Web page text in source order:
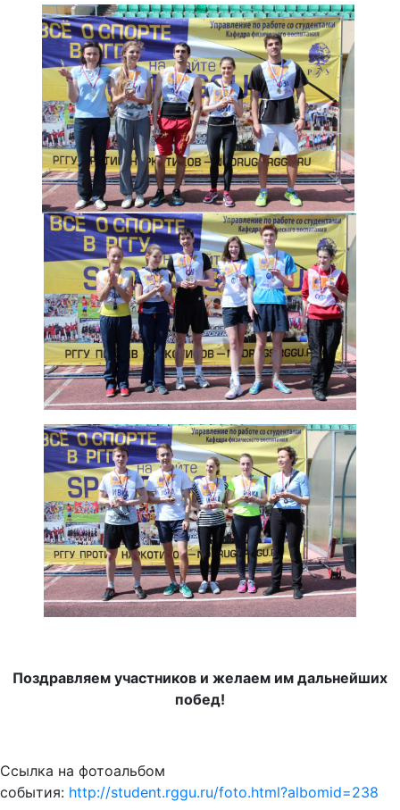
Поздравляем участников и желаем им дальнейших
побед!
Ссылка на фотоальбом
события: http://student.rggu.ru/foto.html?albomid=238